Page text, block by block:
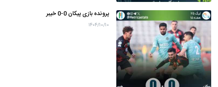
پرونده بازی پیکان 0-0 خیبر
۱۴۰۴/۱۰/۱۰